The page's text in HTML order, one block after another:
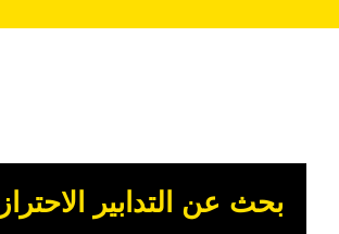
بحث عن التدابير